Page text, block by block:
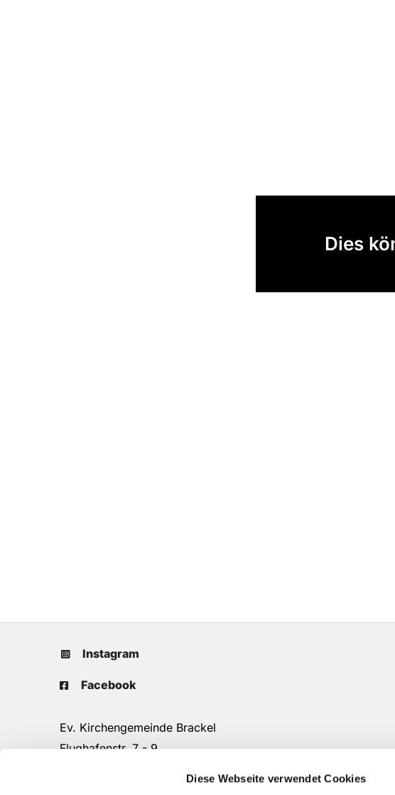
Diese Webseite verwendet Cookies
Dies
Instagram
Facebook
Ev. Kirchengemeinde Brackel
Flughafenstr. 7 - 9